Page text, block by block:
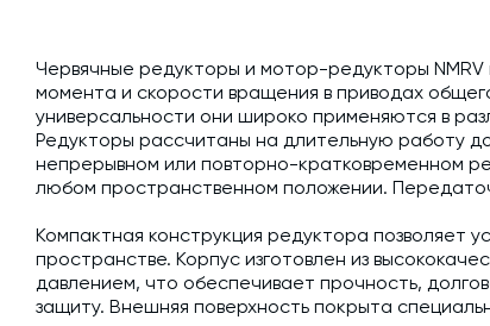
Червячные редукторы и мотор-редукторы
момента и скорости вращения в приводах
универсальности они широко применяются в
Редукторы рассчитаны на длительную работу
непрерывном или повторно-кратковременном
любом пространственном положении.
Компактная конструкция редуктора позволяет
пространстве. Корпус изготовлен из
давлением, что обеспечивает прочность,
защиту. Внешняя поверхность покрыта